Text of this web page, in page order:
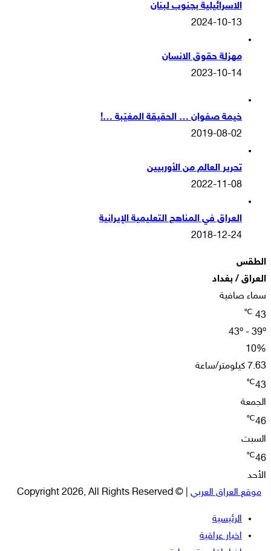
الاسرائيلية بجنوب لبنان
2024-10-13
مهزلة حقوق الانسان
2023-10-14
خيمة صفوان … الحقيقة المغيّبة …!
2019-08-02
تحرير العالم من الأوربيين
2022-11-08
العراق في المناهج التعليمية الإيرانية
2018-12-24
الطقس
العراق / بغداد
سماء صافية
43
℃
43º - 39º
10%
7.63 كيلومتر/ساعة
43
℃
الجمعة
46
℃
السبت
46
℃
الأحد
موقع العراق العربي | © Copyright 2026, All Rights Reserved
الرئيسية
اخبار عراقية